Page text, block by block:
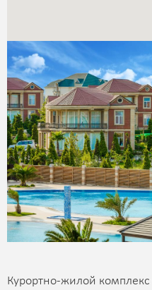
Курортно-жилой комплекс